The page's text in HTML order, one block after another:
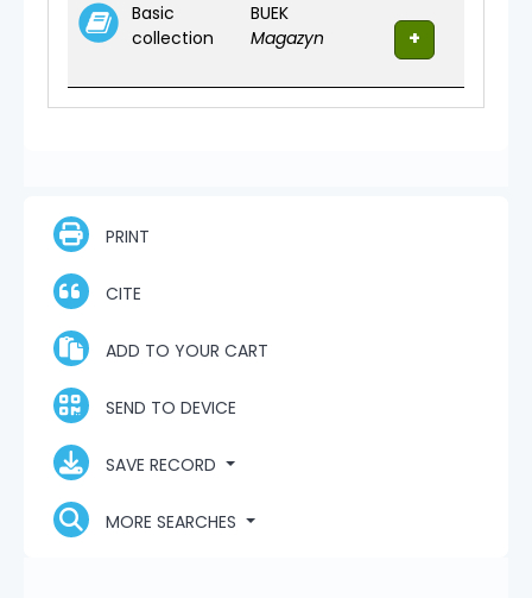
Basic
collection
BUEK
Magazyn
PRINT
CITE
ADD TO YOUR CART
SEND TO DEVICE
SAVE RECORD
MORE SEARCHES